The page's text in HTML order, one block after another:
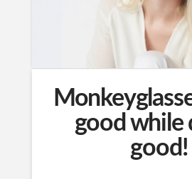
good while
good!